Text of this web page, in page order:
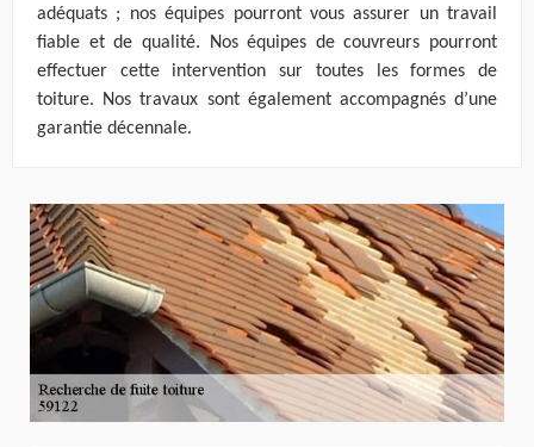
adéquats ; nos équipes pourront vous assurer un travail
fiable et de qualité. Nos équipes de couvreurs pourront
effectuer cette intervention sur toutes les formes de
toiture. Nos travaux sont également accompagnés d’une
garantie décennale.